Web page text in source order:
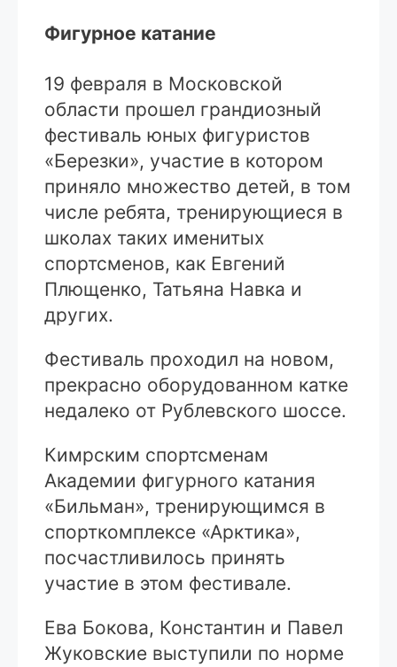
Фигурное катание
19 февраля в Московской
области прошел грандиозный
фестиваль юных фигуристов
«Березки», участие в котором
приняло множество детей, в том
числе ребята, тренирующиеся в
школах таких именитых
спортсменов, как Евгений
Плющенко, Татьяна Навка и
других.
Фестиваль проходил на новом,
прекрасно оборудованном катке
недалеко от Рублевского шоссе.
Кимрским спортсменам
Академии фигурного катания
«Бильман», тренирующимся в
спорткомплексе «Арктика»,
посчастливилось принять
участие в этом фестивале.
Ева Бокова, Константин и Павел
Жуковские выступили по норме